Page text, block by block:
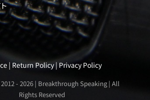
| Return Policy| Privacy Policy
-2026 | Breakthrough Speaking | All
Rights Reserved